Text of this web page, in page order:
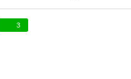
3